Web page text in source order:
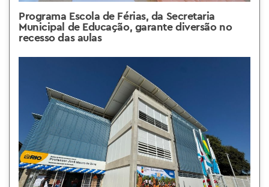
Programa Escola de Férias, da Secretaria
Municipal de Educação, garante diversão no
recesso das aulas